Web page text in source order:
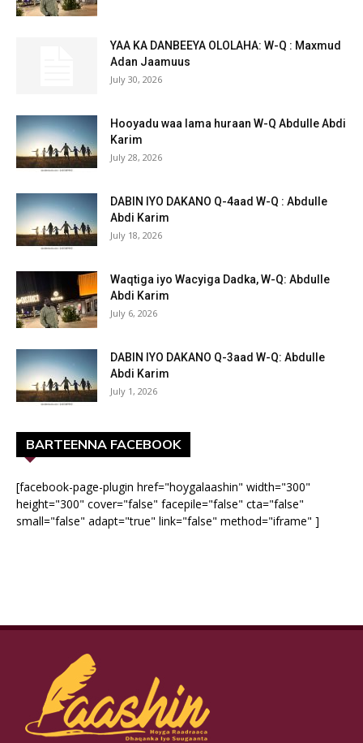
YAA KA DANBEEYA OLOLAHA: W-Q : Maxmud
Adan Jaamuus
July 30, 2026
Hooyadu waa lama huraan W-Q Abdulle Abdi
Karim
July 28, 2026
DABIN IYO DAKANO Q-4aad W-Q : Abdulle
Abdi Karim
July 18, 2026
Waqtiga iyo Wacyiga Dadka, W-Q: Abdulle
Abdi Karim
July 6, 2026
DABIN IYO DAKANO Q-3aad W-Q: Abdulle
Abdi Karim
July 1, 2026
BARTEENNA FACEBOOK
[facebook-page-plugin href="hoygalaashin" width="300"
height="300" cover="false" facepile="false" cta="false"
small="false" adapt="true" link="false" method="iframe" ]